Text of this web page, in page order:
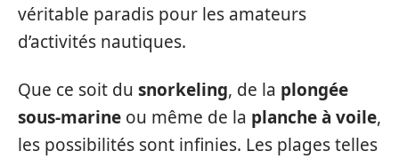
véritable paradis pour les amateurs
d’activités nautiques.
Que ce soit du snorkeling, de la plongée
sous-marine ou même de la planche à voile,
les possibilités sont infinies. Les plages telles